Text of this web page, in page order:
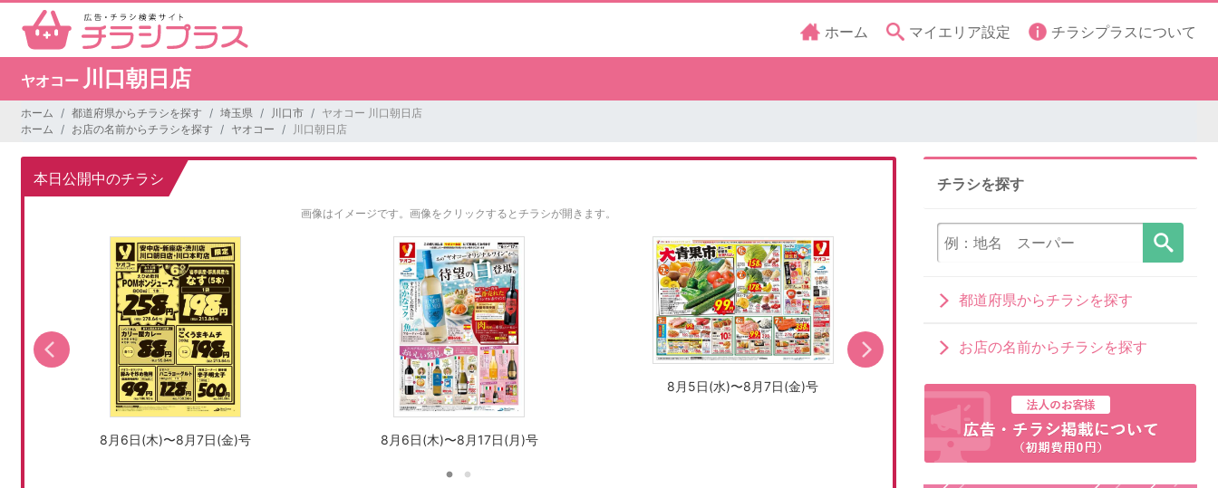
ホーム マイエリア設定 チラシプラスについて
ヤオコー 川口朝日店
ホーム 都道府県からチラシを探す 埼玉県 川口市
ヤオコー 川口朝日店
ホーム
お店の名前からチラシを探す ヤオコー 川口朝日店
本日公開中のチラシ
画像はイメージです。 画像をクリックするとチラシが開きます。
8月6日(木)〜8月7日(金)号 8月6日(木)〜8月17日(月)号
8月5日(水)〜8月7日(金)号
8月の厳選100品
チラシを探す
都道府県からチラシを探す
お店の名前からチラシを探す